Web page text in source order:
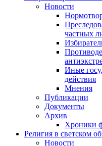
Новости
частных
Иные
действия
Мнения
Публикации
Документы
Архив
Хроники
Религия в светском
Новости